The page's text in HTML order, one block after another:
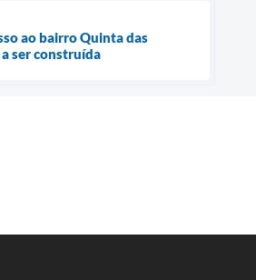
ao bairro Quinta das
ser construída